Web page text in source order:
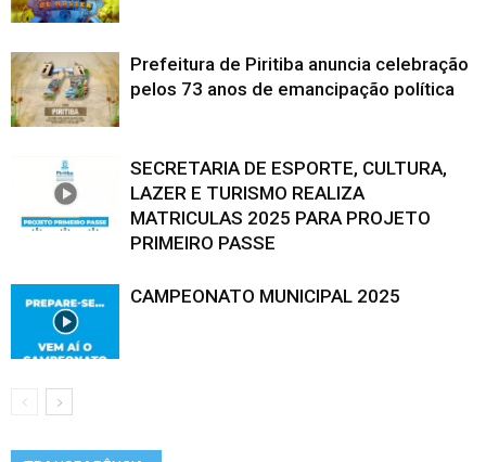
Prefeitura de Piritiba anuncia celebração
pelos 73 anos de emancipação política
SECRETARIA DE ESPORTE, CULTURA,
LAZER E TURISMO REALIZA
MATRICULAS 2025 PARA PROJETO
PRIMEIRO PASSE
CAMPEONATO MUNICIPAL 2025